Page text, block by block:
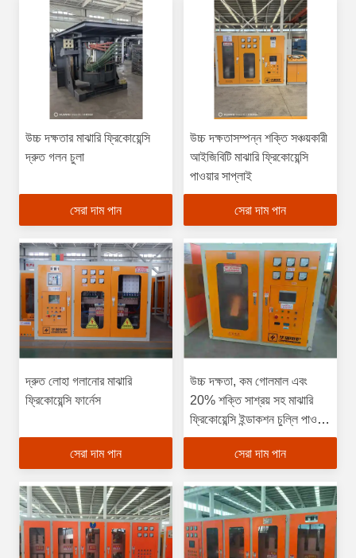
উচ্চ দক্ষতার মাঝারি ফ্রিকোয়েন্সি
দ্রুত গলন চুলা
সেরা দাম পান
উচ্চ দক্ষতাসম্পন্ন শক্তি সঞ্চয়কারী
আইজিবিটি মাঝারি ফ্রিকোয়েন্সি
পাওয়ার সাপ্লাই
সেরা দাম পান
দ্রুত লোহা গলানোর মাঝারি
ফ্রিকোয়েন্সি ফার্নেস
সেরা দাম পান
উচ্চ দক্ষতা, কম গোলমাল এবং
20% শক্তি সাশ্রয় সহ মাঝারি
ফ্রিকোয়েন্সি ইন্ডাকশন চুল্লি পাওয়ার
সাপ্লাই
সেরা দাম পান